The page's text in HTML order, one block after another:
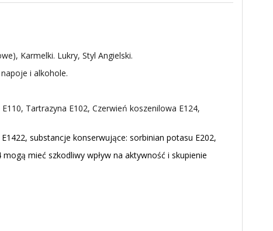
Karmelki. Lukry, Styl Angielski.
i alkohole.
Tartrazyna E102, Czerwień koszenilowa E124,
substancje konserwujące: sorbinian potasu E202,
mieć szkodliwy wpływ na aktywność i skupienie